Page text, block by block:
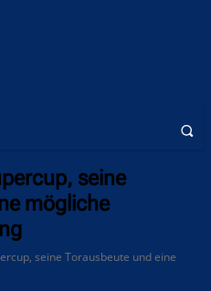
seine
mögliche
seine Torausbeute und eine